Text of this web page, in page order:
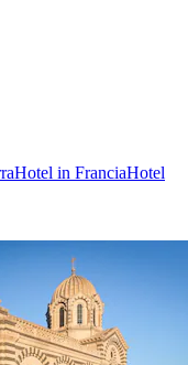
Hotel in FranciaHotel